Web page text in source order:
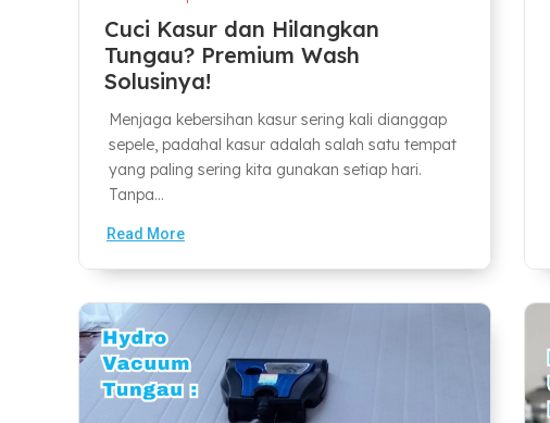
Cuci Kasur dan Hilangkan
Tungau? Premium Wash
Solusinya!
Menjaga kebersihan kasur sering kali dianggap
sepele, padahal kasur adalah salah satu tempat
yang paling sering kita gunakan setiap hari.
Tanpa...
Read More